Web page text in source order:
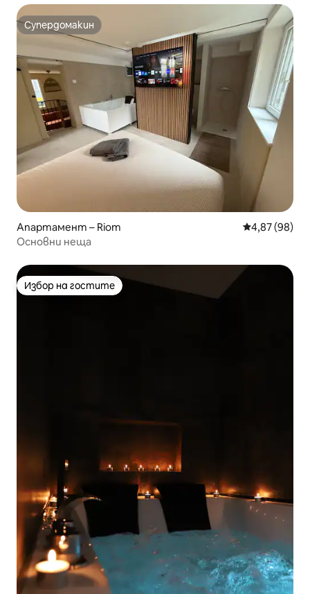
Супердомакин
Супердомакин
Апартамент – Riom Средна
4,87 (98)
Основни неща
Избор на гостите
Избор на гостите